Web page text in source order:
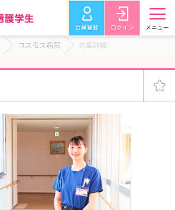
会員登録 ログイン メニュー
コスモス病院 先輩詳細